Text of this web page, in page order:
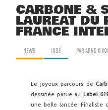
CARBONE &
LAURÉAT DU
FRANCE
NEWS INDÉ PARARNO
Le joyeux parcours de
dessinée parue au Label
une belle lancée. Finaliste